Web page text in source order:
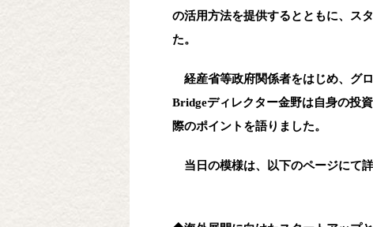
の活用方法を提供するとともに、ス
た。
経産省等政府関係者をはじめ、グ
Bridgeディレクター金野は自身の投
際のポイントを語りました。
当日の模様は、以下のページにて